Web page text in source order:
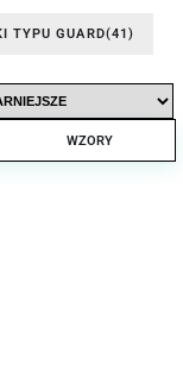
TYPU GUARD(41)
WZORY